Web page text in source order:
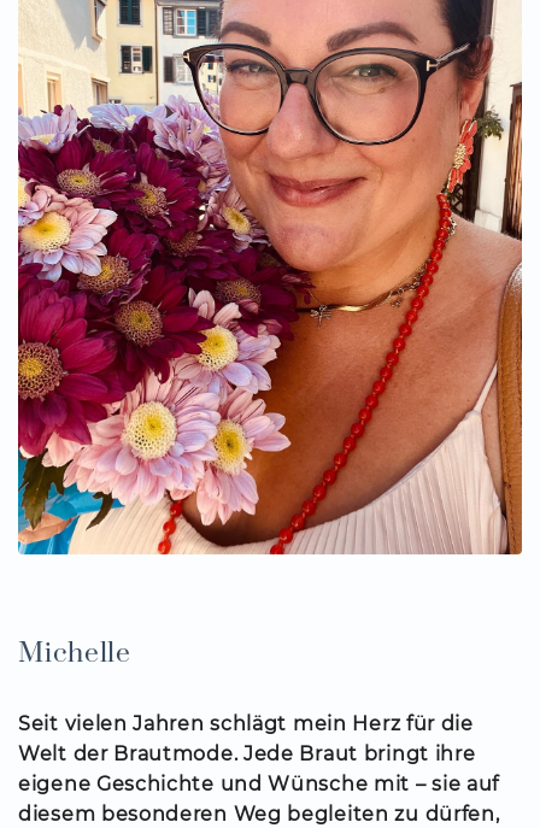
Michelle
Seit vielen Jahren schlägt mein Herz für die
Welt der Brautmode. Jede Braut bringt ihre
eigene Geschichte und Wünsche mit – sie auf
diesem besonderen Weg begleiten zu dürfen,